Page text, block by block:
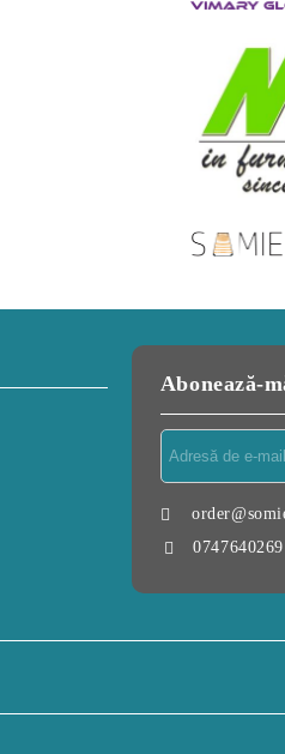
Abonează-
0747640269